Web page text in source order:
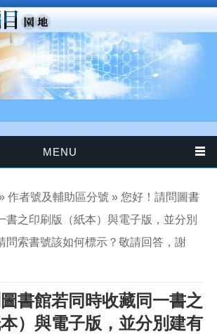
MENU
作者號及輔助區分號 » 您好！請問圖書
書之印刷版（紙本）與電子版，並分別
問索書號該如何標示？敬請回答，謝
書館若同時收藏同一書之
）與電子版，並分別建有